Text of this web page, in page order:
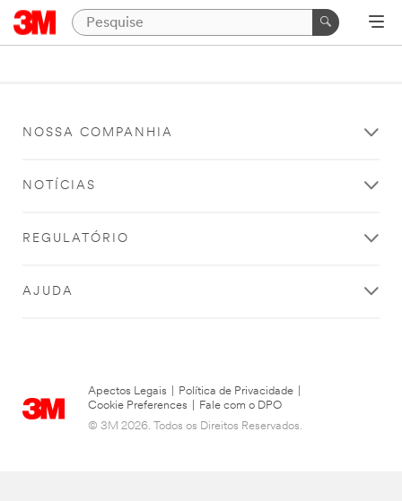
NOSSA COMPANHIA
NOTÍCIAS
REGULATÓRIO
AJUDA
Apectos Legais Política de Privacidade
Cookie Preferences
Fale com o DPO
© 3M 2026. Todos os Direitos Reservados.